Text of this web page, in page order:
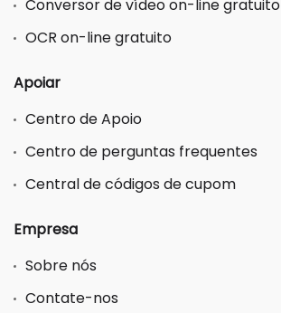
Conversor de vídeo on-line gratuito
OCR on-line gratuito
Apoiar
Centro de Apoio
Centro de perguntas frequentes
Central de códigos de cupom
Empresa
Sobre nós
Contate-nos